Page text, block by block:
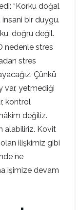
“Korku doğal
bir duygu.
doğru değil.
nedenle stres
stres
Çünkü
var, yetmediği
kontrol
değiliz.
alabiliriz. Kovit
ilişkimiz gibi
ne
işimize devam